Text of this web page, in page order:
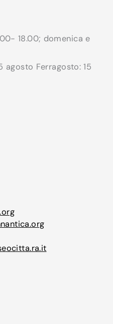
18.00; domenica e
agosto Ferragosto: 15